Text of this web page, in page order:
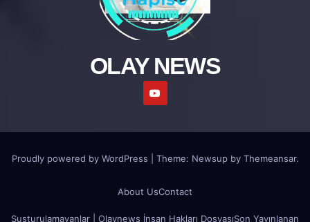
OLAY NEWS
Proudly powered by WordPress Theme: Newsup by Themeansar.
About UsContact
Susturulamayanlar | Olaynews İnsan Hakları DosyasıSon Yayınlanan